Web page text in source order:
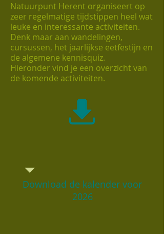
Natuurpunt Herent organiseert op
zeer regelmatige tijdstippen heel wat
leuke en interessante activiteiten.
Denk maar aan wandelingen,
cursussen, het jaarlijkse eetfestijn en
de algemene kennisquiz.
Hieronder vind je een overzicht van
de komende activiteiten.
Download de kalender voor
2026